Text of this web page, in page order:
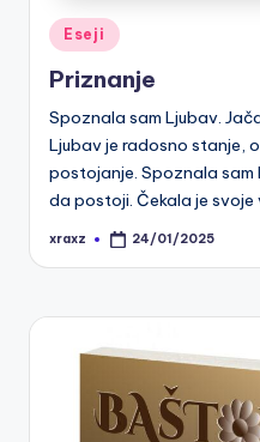
Posted
in
Eseji
Priznanje
Spoznala sam Ljubav.
Ljubav je radosno stanje,
postojanje. Spoznala sam
da postoji. Čekala je svoje
Posted
xraxz 24/01/2025